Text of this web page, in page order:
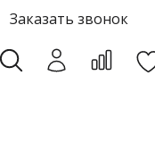
Заказать звонок